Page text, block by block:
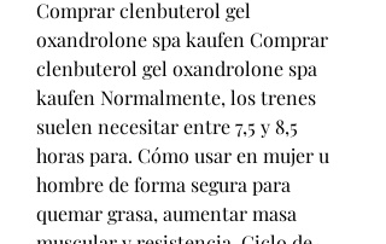
Comprar clenbuterol gel
oxandrolone spa kaufen Comprar
clenbuterol gel oxandrolone spa
kaufen Normalmente, los trenes
suelen necesitar entre 7,5 y 8,5
horas para. Cómo usar en mujer u
hombre de forma segura para
quemar grasa, aumentar masa